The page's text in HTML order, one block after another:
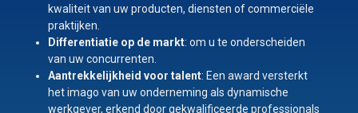
kwaliteit van uw producten, diensten of commerciële
praktijken.
Differentiatie op de markt: om u te onderscheiden
van uw concurrenten.
Aantrekkelijkheid voor talent: Een award versterkt
het imago van uw onderneming als dynamische
werkgever, erkend door gekwalificeerde professionals